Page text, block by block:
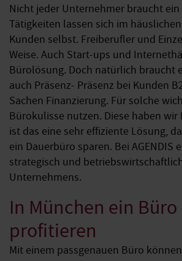
Nicht jeder Unternehmer braucht
Tätigkeiten lassen sich im
Kunden selbst. Freiberufler und
Weise. Auch Start-ups und
Bürolösung. Doch natürlich braucht
auch Präsenz- Präsenz bei Kunden
Sachen Finanzierung. Für solche
Bürokulisse nutzen. Diese haben
ist das eine sehr effiziente Lösung,
ein Dauerbüro sparen. Bei
strategisch und
Unternehmens.
In München ein
profitieren
Mit einem passgenauen Büro